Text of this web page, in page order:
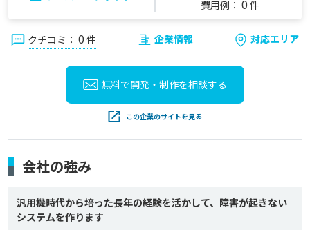
費用例： 0 件
クチコミ： 0 件 企業情報 対応エリア
無料で開発・制作を相談する
この企業のサイトを見る
会社の強み
汎用機時代から培った長年の経験を活かして、障害が起きない
システムを作ります